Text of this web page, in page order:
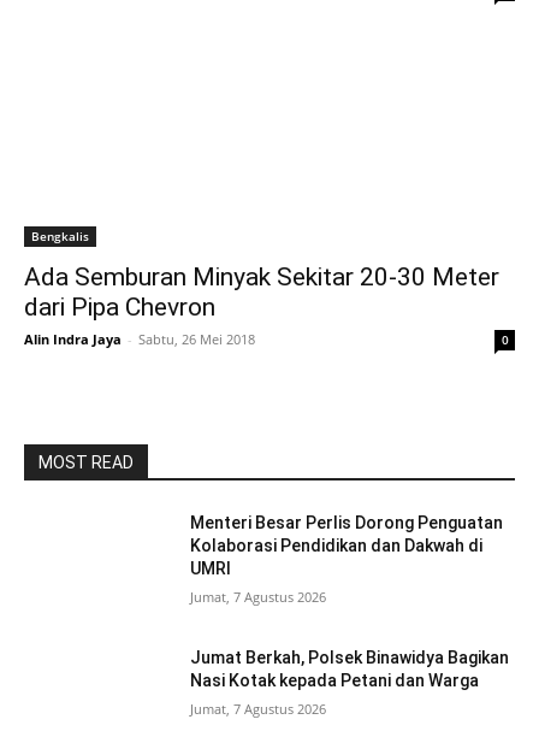
Bengkalis
Ada Semburan Minyak Sekitar 20-30 Meter
dari Pipa Chevron
Alin Indra Jaya - Sabtu, 26 Mei 2018 0
MOST READ
Menteri Besar Perlis Dorong Penguatan
Kolaborasi Pendidikan dan Dakwah di
UMRI
Jumat, 7 Agustus 2026
Jumat Berkah, Polsek Binawidya Bagikan
Nasi Kotak kepada Petani dan Warga
Jumat, 7 Agustus 2026